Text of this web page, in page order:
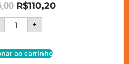
R$110,20
+
ao carrinho